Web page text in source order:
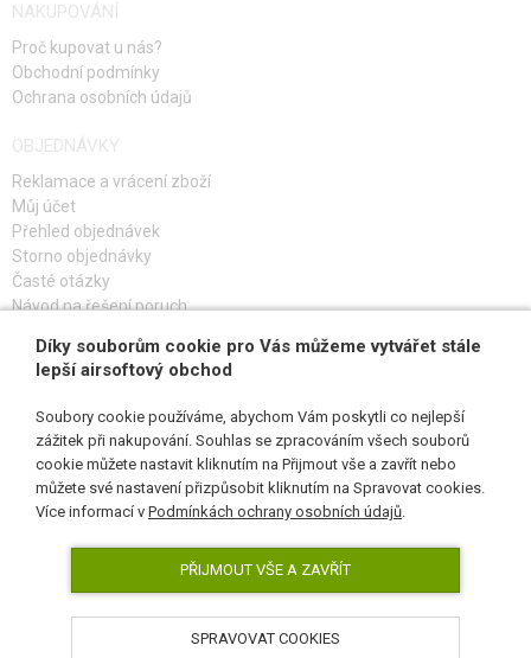
NAKUPOVÁNÍ
Proč kupovat u nás?
Obchodní podmínky
Ochrana osobních údajů
OBJEDNÁVKY
Reklamace a vrácení zboží
Můj účet
Přehled objednávek
Storno objednávky
Časté otázky
Návod na řešení poruch
PŘIHLAŠ SE K ODBĚRU
SLEDUJ NÁS
AirsoftPro.cz © 2026
Díky souborům cookie pro Vás můžeme vytvářet stále
lepší airsoftový obchod
Soubory cookie používáme, abychom Vám poskytli co nejlepší
zážitek při nakupování. Souhlas se zpracováním všech souborů
cookie můžete nastavit kliknutím na Přijmout vše a zavřít nebo
můžete své nastavení přizpůsobit kliknutím na Spravovat cookies.
Více informací v Podmínkách ochrany osobních údajů.
PŘIJMOUT VŠE A ZAVŘÍT
SPRAVOVAT COOKIES